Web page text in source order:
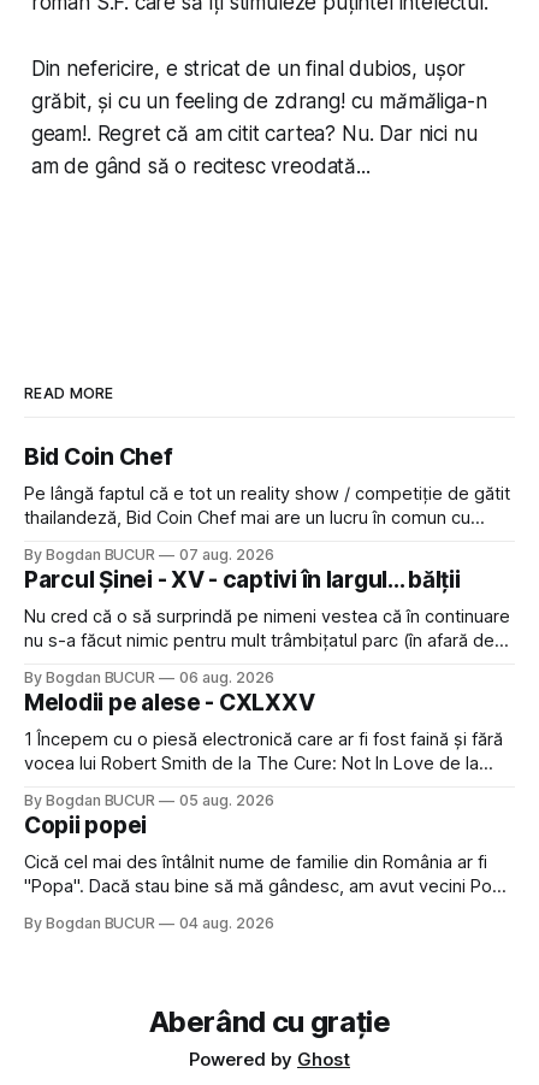
Din nefericire, e stricat de un final dubios, ușor
grăbit, și cu un feeling de zdrang! cu mămăliga-n
geam!. Regret că am citit cartea? Nu. Dar nici nu
am de gând să o recitesc vreodată...
READ MORE
Bid Coin Chef
Pe lângă faptul că e tot un reality show / competiție de gătit
thailandeză, Bid Coin Chef mai are un lucru în comun cu
lăsat rece la prima vedere, după care m-a făcut să mă
îndrăgostesc de el. Nu mi-a plăcut faptul
By Bogdan BUCUR 07 aug. 2026
Parcul Șinei - XV - captivi în largul... bălții
Nu cred că o să surprindă pe nimeni vestea că în continuare
nu s-a făcut nimic pentru mult trâmbițatul parc (în afară de
timp pui și latră prin gard la lumea care trece prin zonă). Am
avut, în schimb, o belea
By Bogdan BUCUR 06 aug. 2026
Melodii pe alese - CXLXXV
1 Începem cu o piesă electronică care ar fi fost faină și fără
vocea lui Robert Smith de la The Cure: Not In Love de la
a dovedit că jumătatea masculină a acelui duo era cam
dubioasă...) 2. Băgăm la
By Bogdan BUCUR 05 aug. 2026
Copii popei
Cică cel mai des întâlnit nume de familie din România ar fi
"Popa". Dacă stau bine să mă gândesc, am avut vecini Popa
Dexonline spune de etimologia termenului de popă că ar
By Bogdan BUCUR 04 aug. 2026
Aberând cu grație
Powered by Ghost